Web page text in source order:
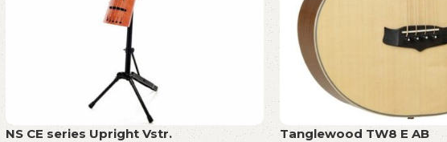
NS CE series Upright Vstr. Tanglewood TW8 E AB